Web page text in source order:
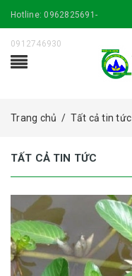
Hotline:0962825691-
0912746930
Trang chủ / Tất cả tin tức
TẤT CẢ TIN TỨC